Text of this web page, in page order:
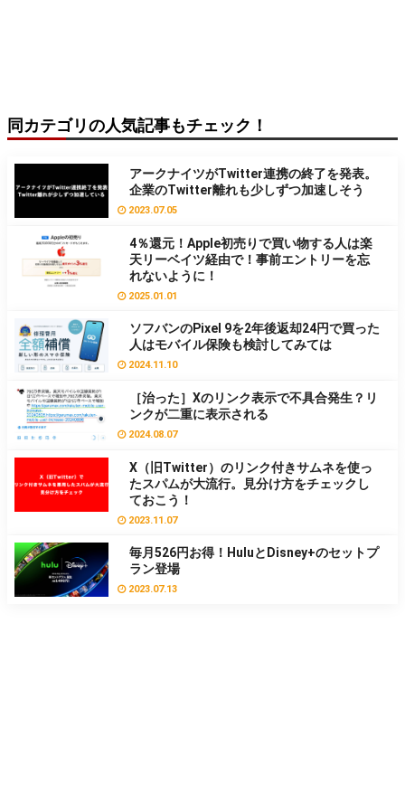
同カテゴリの人気記事もチェック！
アークナイツがTwitter連携の終了を発表。
企業のTwitter離れも少しずつ加速しそう
2023.07.05
4％還元！Apple初売りで買い物する人は楽
天リーベイツ経由で！事前エントリーを忘
れないように！
2025.01.01
ソフバンのPixel 9を2年後返却24円で買った
人はモバイル保険も検討してみては
2024.11.10
［治った］Xのリンク表示で不具合発生？リ
ンクが二重に表示される
2024.08.07
X（旧Twitter）のリンク付きサムネを使っ
たスパムが大流行。見分け方をチェックし
ておこう！
2023.11.07
毎月526円お得！HuluとDisney+のセットプ
ラン登場
2023.07.13